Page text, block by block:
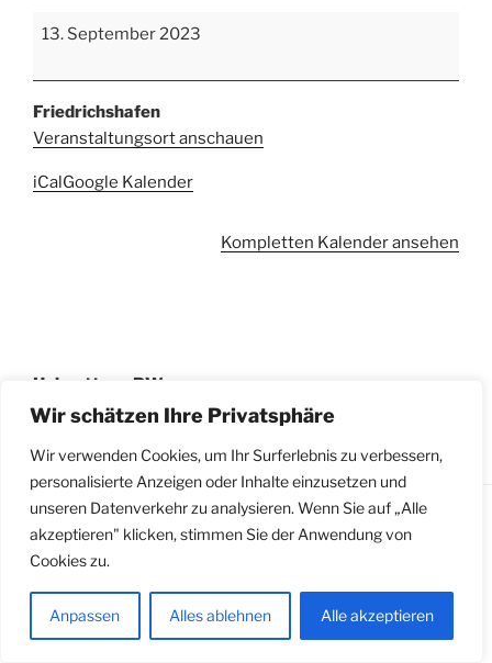
Wir schätzen Ihre Privatsphäre
Wir verwenden Cookies, um Ihr Surferlebnis zu verbessern,
personalisierte Anzeigen oder Inhalte einzusetzen und
unseren Datenverkehr zu analysieren. Wenn Sie auf „Alle
akzeptieren" klicken, stimmen Sie der Anwendung von
Cookies zu.
Anpassen Alles ablehnen Alle akzeptieren
Ausschußsitzung
13. September 2023
Friedrichshafen
Veranstaltungsort anschauen
iCalGoogle Kalender
Kompletten Kalender ansehen
Heimattage BW
10. September 2023
Facebook